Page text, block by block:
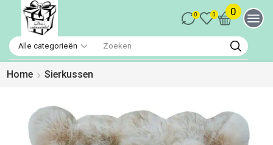
0 0 0
Home Sierkussen